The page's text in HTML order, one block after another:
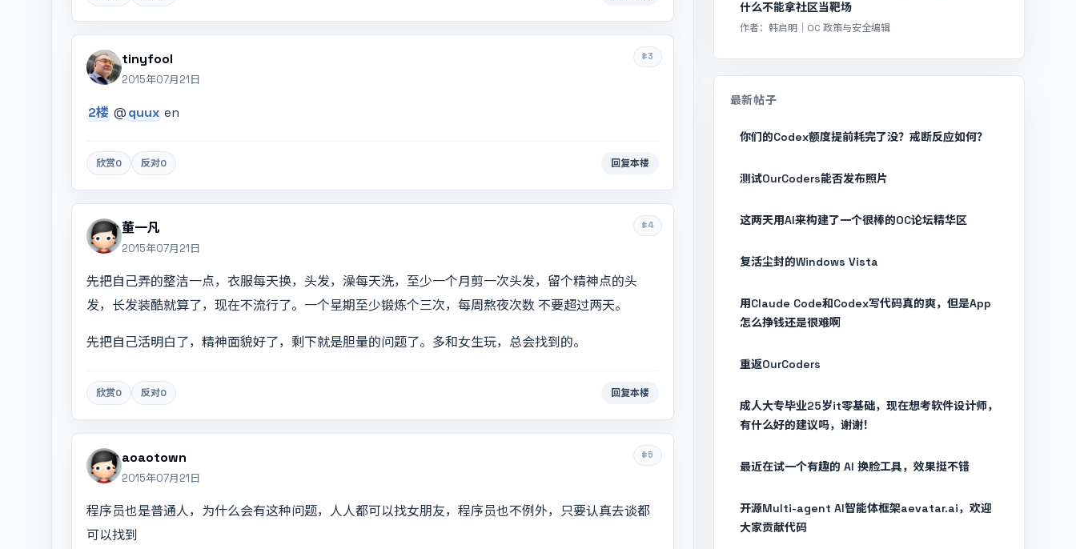
#3
tinyfool
2015年07月21日
2楼 @quux en
欣赏0 反对0 回复本楼
#4
董一凡
2015年07月21日
先把自己弄的整洁一点，衣服每天换，头发，澡每天洗，至少一个月剪一次头发，留个精神点的头
发，长发装酷就算了，现在不流行了。一个星期至少锻炼个三次，每周熬夜次数 不要超过两天。
先把自己活明白了，精神面貌好了，剩下就是胆量的问题了。多和女生玩，总会找到的。
欣赏0 反对0 回复本楼
#5
aoaotown
2015年07月21日
程序员也是普通人，为什么会有这种问题，人人都可以找女朋友，程序员也不例外，只要认真去谈都
可以找到
什么不能拿社区当靶场
作者：韩启明｜OC 政策与安全编辑
最新帖子
你们的Codex额度提前耗完了没？戒断反应如何？
测试OurCoders能否发布照片
这两天用AI来构建了一个很棒的OC论坛精华区
复活尘封的Windows Vista
用Claude Code和Codex写代码真的爽，但是App
怎么挣钱还是很难啊
重返OurCoders
成人大专毕业25岁it零基础，现在想考软件设计师，
有什么好的建议吗，谢谢！
最近在试一个有趣的 AI 换脸工具，效果挺不错
开源Multi-agent AI智能体框架aevatar.ai，欢迎
大家贡献代码